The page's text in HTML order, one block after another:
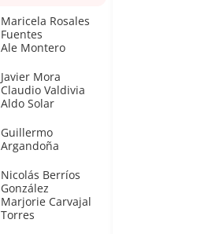
Maricela Rosales
Fuentes
Ale Montero
Javier Mora
Claudio Valdivia
Aldo Solar
Guillermo
Argandoña
Nicolás Berríos
González
Marjorie Carvajal
Torres